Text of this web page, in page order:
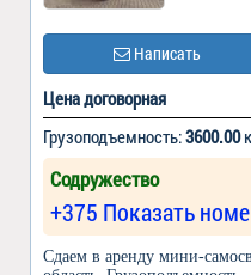
Написать
Цена договорная
Грузоподъемность:3600.00
Содружество
+375 Показать
Сдаем в аренду мини-